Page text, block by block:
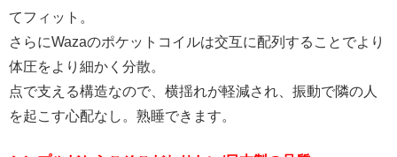
てフィット。
さらにWazaのポケットコイルは交互に配列することでより
体圧をより細かく分散。
点で支える構造なので、横揺れが軽減され、振動で隣の人
を起こす心配なし。熟睡できます。